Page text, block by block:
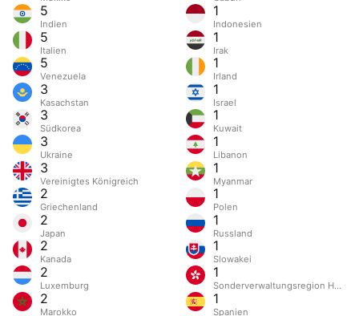
5
Indien
5
Italien
5
Venezuela
3
Kasachstan
3
Südkorea
3
Ukraine
3
Vereinigtes Königreich
2
Griechenland
2
Japan
2
Kanada
2
Luxemburg
2
Marokko
1
Indonesien
1
Irak
1
Irland
1
Israel
1
Kuwait
1
Libanon
1
Myanmar
1
Polen
1
Russland
1
Slowakei
1
Sonderverwaltungsregion
1
Spanien